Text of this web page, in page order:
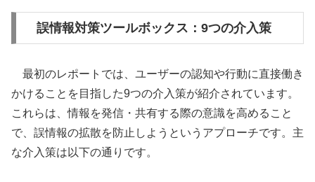
誤情報対策ツールボックス：9つの介入策
最初のレポートでは、ユーザーの認知や行動に直接働き
かけることを目指した9つの介入策が紹介されています。
これらは、情報を発信・共有する際の意識を高めること
で、誤情報の拡散を防止しようというアプローチです。主
な介入策は以下の通りです。